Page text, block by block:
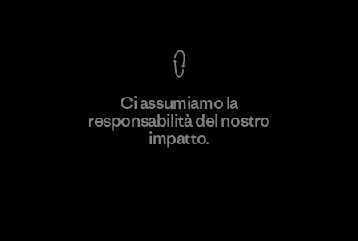
Scopri di più
Ci assumiamo la
responsabilità del nostro
impatto.